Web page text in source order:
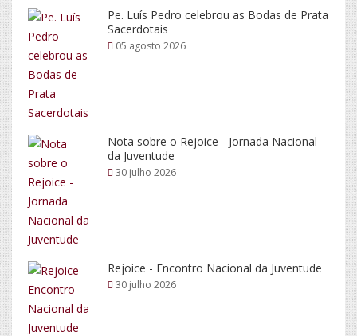
Pe. Luís Pedro celebrou as Bodas de Prata
Sacerdotais
05 agosto 2026
Nota sobre o Rejoice - Jornada Nacional
da Juventude
30 julho 2026
Rejoice - Encontro Nacional da Juventude
30 julho 2026